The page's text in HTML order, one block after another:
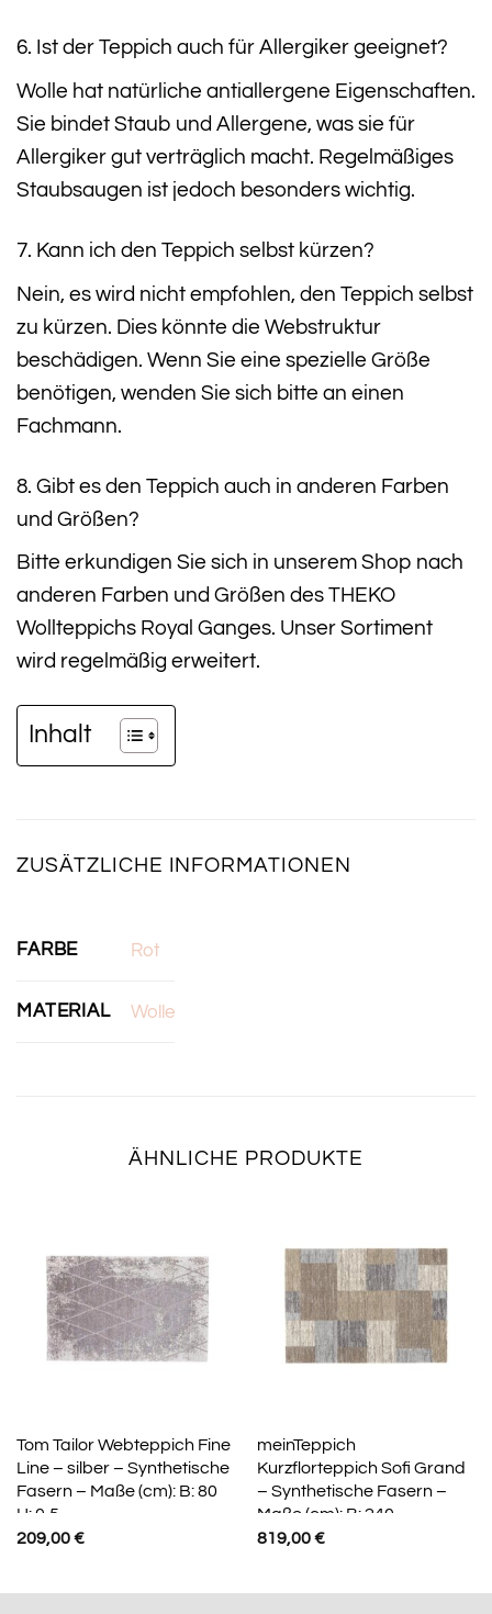
6. Ist der Teppich auch für Allergiker geeignet?
Wolle hat natürliche antiallergene Eigenschaften.
Sie bindet Staub und Allergene, was sie für
Allergiker gut verträglich macht. Regelmäßiges
Staubsaugen ist jedoch besonders wichtig.
7. Kann ich den Teppich selbst kürzen?
Nein, es wird nicht empfohlen, den Teppich selbst
zu kürzen. Dies könnte die Webstruktur
beschädigen. Wenn Sie eine spezielle Größe
benötigen, wenden Sie sich bitte an einen
Fachmann.
8. Gibt es den Teppich auch in anderen Farben
und Größen?
Bitte erkundigen Sie sich in unserem Shop nach
anderen Farben und Größen des THEKO
Wollteppichs Royal Ganges. Unser Sortiment
wird regelmäßig erweitert.
Inhalt
ZUSÄTZLICHE INFORMATIONEN
FARBE Rot
MATERIAL Wolle
ÄHNLICHE PRODUKTE
Tom Tailor Webteppich Fine
Line – silber – Synthetische
Fasern – Maße (cm): B: 80
H: 0,5
209,00€
meinTeppich
Kurzflorteppich Sofi Grand
– Synthetische Fasern –
Maße (cm): B: 240
819,00€